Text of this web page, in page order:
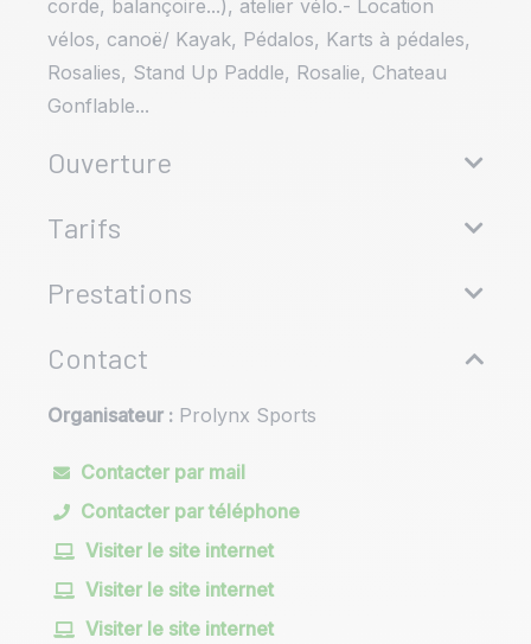
corde, balançoire...), atelier vélo.- Location
vélos, canoë/ Kayak, Pédalos, Karts à pédales,
Rosalies, Stand Up Paddle, Rosalie, Chateau
Gonflable...
Ouverture
Du 30/03 au 30/10/2026.
Tarifs
Moyens de paiement
Chèque
Espèces Virement
Prestations
Équipements
Défibrillateur
Services
Location de canoës / kayaks
Contact
Organisateur : Prolynx Sports
Contacter par mail
Contacter par téléphone
Visiter le site internet
Visiter le site internet
Visiter le site internet